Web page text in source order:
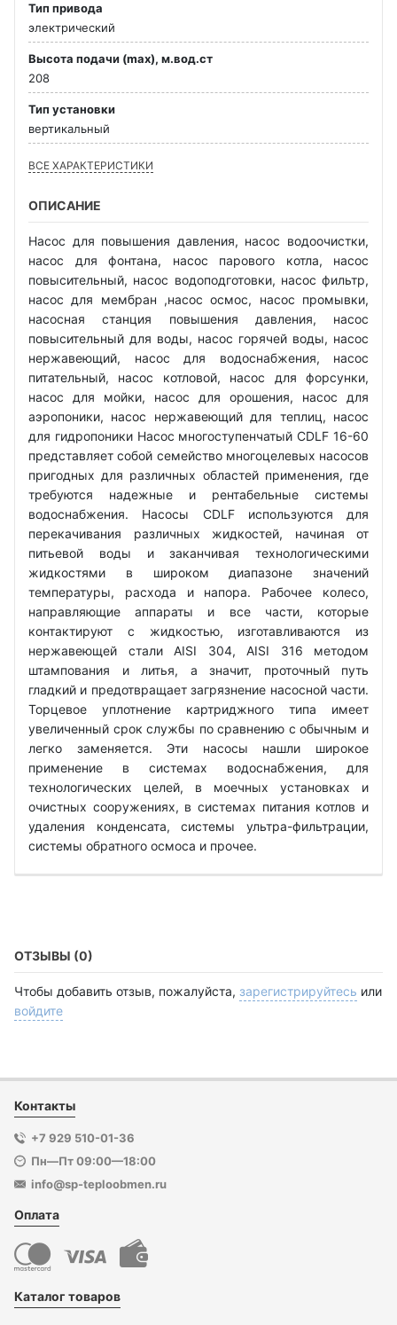
Тип привода
электрический
Высота подачи (max), м.вод.ст
208
Тип установки
вертикальный
ВСЕ ХАРАКТЕРИСТИКИ
ОПИСАНИЕ
Насос для повышения давления, насос водоочистки,
насос для фонтана, насос парового котла, насос
повысительный, насос водоподготовки, насос фильтр,
насос для мембран ,насос осмос, насос промывки,
насосная станция повышения давления, насос
повысительный для воды, насос горячей воды, насос
нержавеющий, насос для водоснабжения, насос
питательный, насос котловой, насос для форсунки,
насос для мойки, насос для орошения, насос для
аэропоники, насос нержавеющий для теплиц, насос
для гидропоники Насос многоступенчатый CDLF 16-60
представляет собой семейство многоцелевых насосов
пригодных для различных областей применения, где
требуются надежные и рентабельные системы
водоснабжения. Насосы CDLF используются для
перекачивания различных жидкостей, начиная от
питьевой воды и заканчивая технологическими
жидкостями в широком диапазоне значений
температуры, расхода и напора. Рабочее колесо,
направляющие аппараты и все части, которые
контактируют с жидкостью, изготавливаются из
нержавеющей стали AISI 304, AISI 316 методом
штампования и литья, а значит, проточный путь
гладкий и предотвращает загрязнение насосной части.
Торцевое уплотнение картриджного типа имеет
увеличенный срок службы по сравнению с обычным и
легко заменяется. Эти насосы нашли широкое
применение в системах водоснабжения, для
технологических целей, в моечных установках и
очистных сооружениях, в системах питания котлов и
удаления конденсата, системы ультра-фильтрации,
системы обратного осмоса и прочее.
ОТЗЫВЫ (0)
Чтобы добавить отзыв, пожалуйста, зарегистрируйтесь или
войдите
Контакты
+7 929 510-01-36
Пн—Пт 09:00—18:00
info@sp-teploobmen.ru
Оплата
Каталог товаров